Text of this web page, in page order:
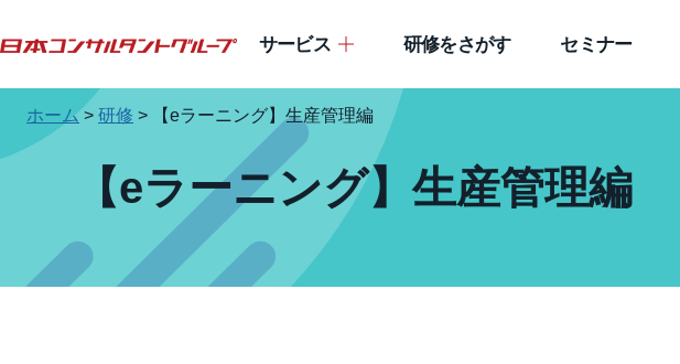
サービス 研修をさがす セミナー
ホーム> 研修 > 【eラーニング】生産管理編
【eラーニング】生産管理編